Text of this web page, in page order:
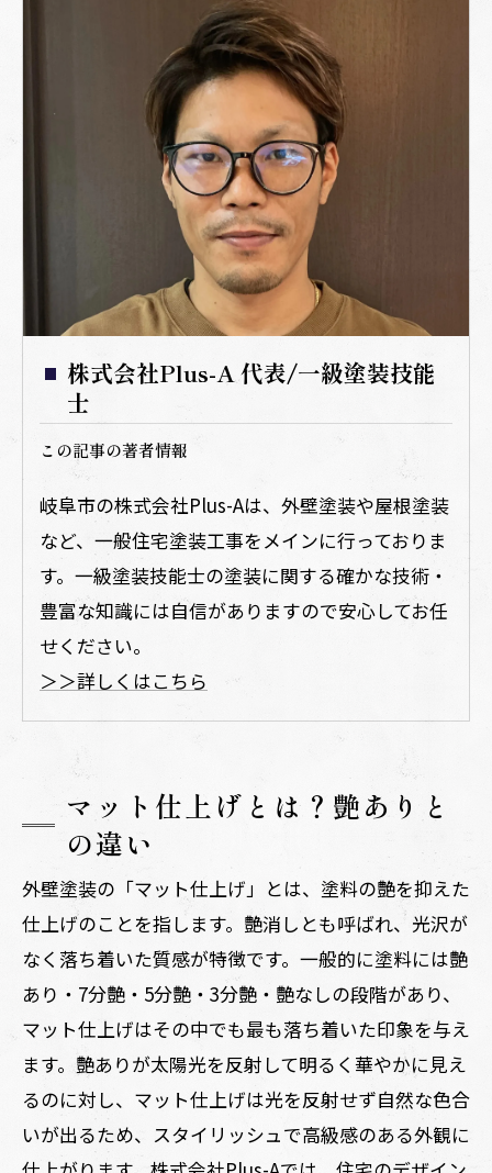
株式会社Plus-A 代表/一級塗装技能
士
この記事の著者情報
岐阜市の株式会社Plus-Aは、外壁塗装や屋根塗装
など、一般住宅塗装工事をメインに行っておりま
す。一級塗装技能士の塗装に関する確かな技術・
豊富な知識には自信がありますので安心してお任
せください。
＞＞詳しくはこちら
マット仕上げとは？艶ありと
の違い
外壁塗装の「マット仕上げ」とは、塗料の艶を抑えた
仕上げのことを指します。艶消しとも呼ばれ、光沢が
なく落ち着いた質感が特徴です。一般的に塗料には艶
あり・7分艶・5分艶・3分艶・艶なしの段階があり、
マット仕上げはその中でも最も落ち着いた印象を与え
ます。艶ありが太陽光を反射して明るく華やかに見え
るのに対し、マット仕上げは光を反射せず自然な色合
いが出るため、スタイリッシュで高級感のある外観に